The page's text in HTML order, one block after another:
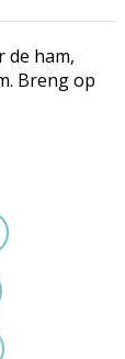
de ham,
Breng op